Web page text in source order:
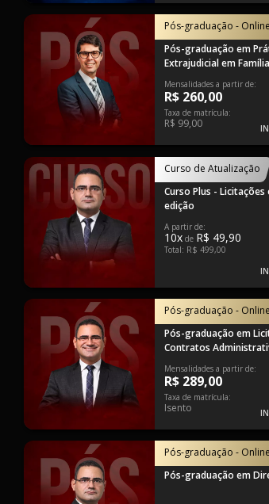
Pós-graduação - Online
Pós-graduação em
Extrajudicial em
Mensalidades a partir de:
R$ 260,00
Taxa de matrícula:
R$ 99,00
Curso de Atualização
Curso Plus -
edição
A partir de:
10x de R$ 49,90
Total: R$ 499,00
Pós-graduação - Online
Pós-graduação em
Contratos
Mensalidades a partir de:
R$ 289,00
Taxa de matrícula:
Isento
Pós-graduação - Online
Pós-graduação em